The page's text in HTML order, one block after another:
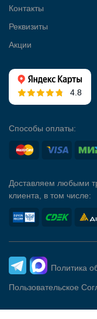
Контакты
Реквизиты
Акции
4.8
Способы оплаты:
Доставляем любыми
клиента, в том числе:
Политика
Пользовательское